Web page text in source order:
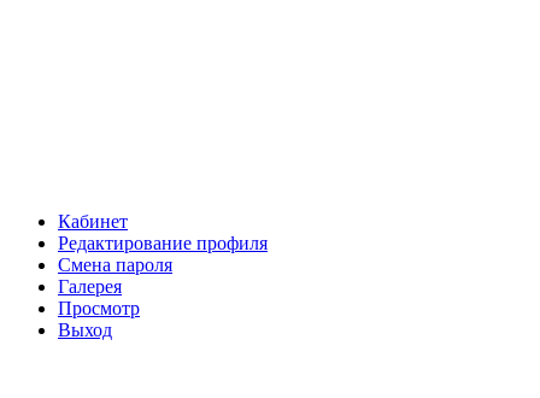
Кабинет
Редактирование профиля
Смена пароля
Галерея
Просмотр
Выход